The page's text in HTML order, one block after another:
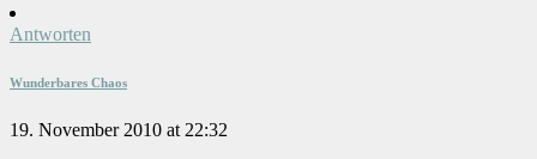
Antworten
Wunderbares Chaos
19. November 2010 at 22:32